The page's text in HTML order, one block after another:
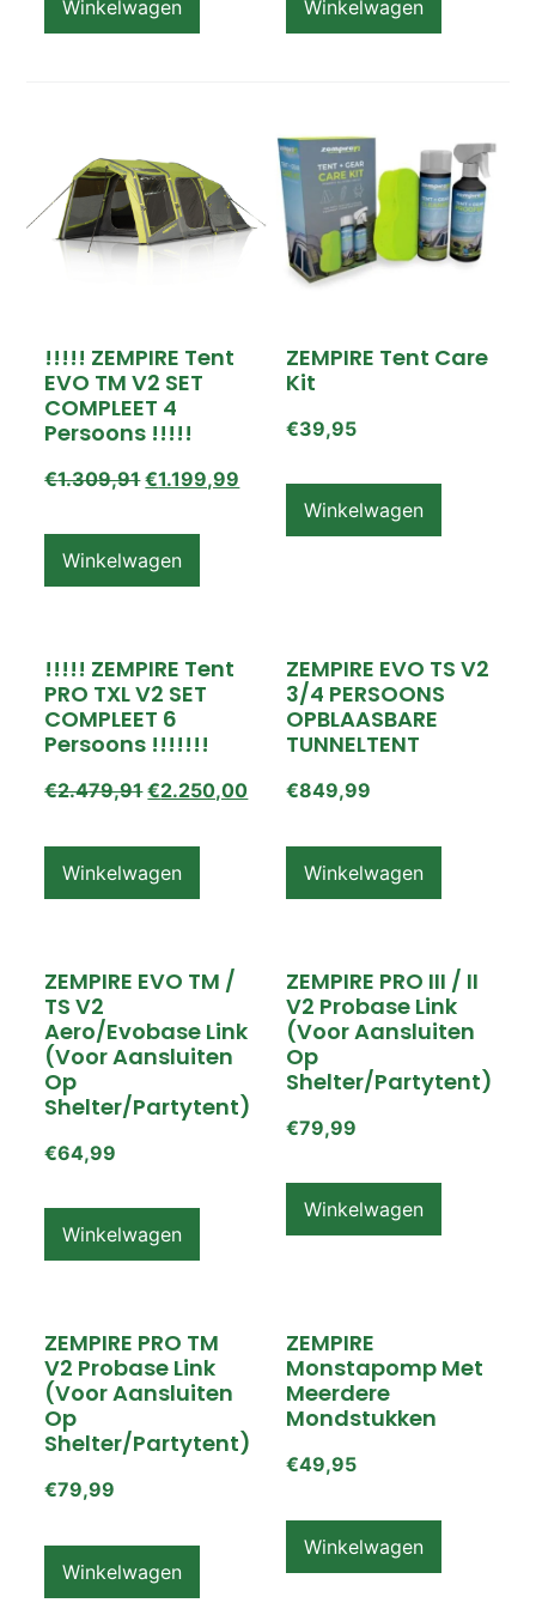
Winkelwagen Winkelwagen
!!!!! ZEMPIRE Tent
EVO TM V2 SET
COMPLEET 4
Persoons !!!!!
€1.309,91 €1.199,99
Winkelwagen
ZEMPIRE Tent Care
Kit
€39,95
Winkelwagen
!!!!! ZEMPIRE Tent
PRO TXL V2 SET
COMPLEET 6
Persoons !!!!!!!
€2.479,91 €2.250,00
Winkelwagen
ZEMPIRE EVO TS V2
3/4 PERSOONS
OPBLAASBARE
TUNNELTENT
€849,99
Winkelwagen
ZEMPIRE EVO TM /
TS V2
Aero/Evobase Link
(voor Aansluiten
Op
Shelter/partytent)
€64,99
Winkelwagen
ZEMPIRE PRO III / II
V2 Probase Link
(voor Aansluiten
Op
Shelter/partytent)
€79,99
Winkelwagen
ZEMPIRE PRO TM
V2 Probase Link
(voor Aansluiten
Op
Shelter/partytent)
€79,99
Winkelwagen
ZEMPIRE
Monstapomp Met
Meerdere
Mondstukken
€49,95
Winkelwagen